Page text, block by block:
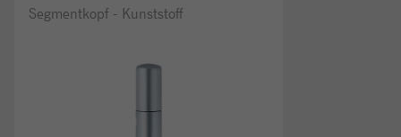
Segmentkopf - Kunststoff